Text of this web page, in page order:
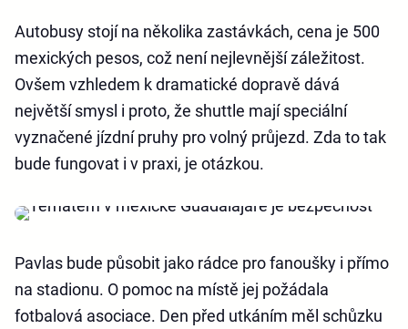
Autobusy stojí na několika zastávkách, cena je 500
mexických pesos, což není nejlevnější záležitost.
Ovšem vzhledem k dramatické dopravě dává
největší smysl i proto, že shuttle mají speciální
vyznačené jízdní pruhy pro volný průjezd. Zda to tak
bude fungovat i v praxi, je otázkou.
Pavlas bude působit jako rádce pro fanoušky i přímo
na stadionu. O pomoc na místě jej požádala
fotbalová asociace. Den před utkáním měl schůzku